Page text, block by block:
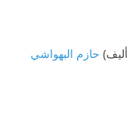
حازم البهواشي